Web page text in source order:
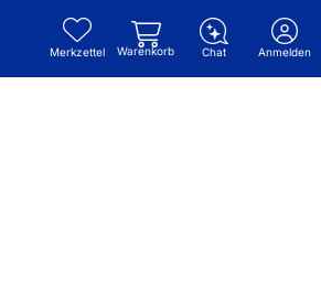
Merkzettel Warenkorb Chat Anmelden